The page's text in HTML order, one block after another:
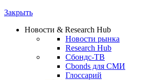
Закрыть
Новости & Research Hub
Новости рынка
Research Hub
Сбондс-ТВ
Cbonds для СМИ
Глоссарий